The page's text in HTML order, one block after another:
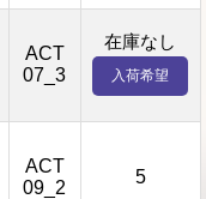
ACT
07_3
在庫なし
入荷希望
ACT
09_2
5